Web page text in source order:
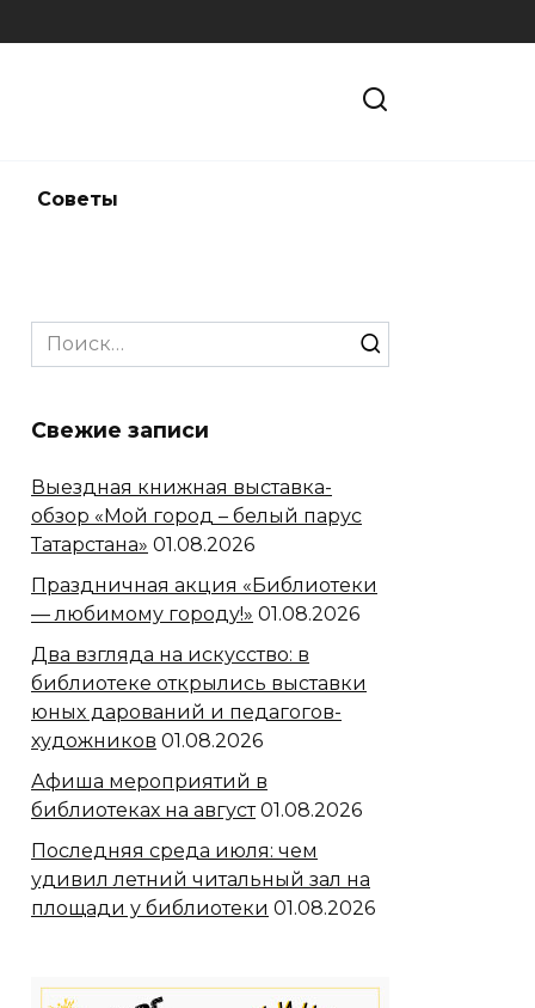
Советы
Search
for:
Свежие записи
Выездная книжная выставка-
обзор «Мой город – белый парус
Татарстана» 01.08.2026
Праздничная акция «Библиотеки
— любимому городу!» 01.08.2026
Два взгляда на искусство: в
библиотеке открылись выставки
юных дарований и педагогов-
художников 01.08.2026
Афиша мероприятий в
библиотеках на август 01.08.2026
Последняя среда июля: чем
удивил летний читальный зал на
площади у библиотеки 01.08.2026